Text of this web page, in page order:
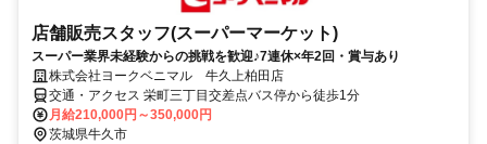
店舗販売スタッフ(スーパーマーケット)
スーパー業界未経験からの挑戦を歓迎♪7連休×年2回・賞与あり
株式会社ヨークベニマル 牛久上柏田店
交通・アクセス 栄町三丁目交差点バス停から徒歩1分
月給210,000円～350,000円
茨城県牛久市